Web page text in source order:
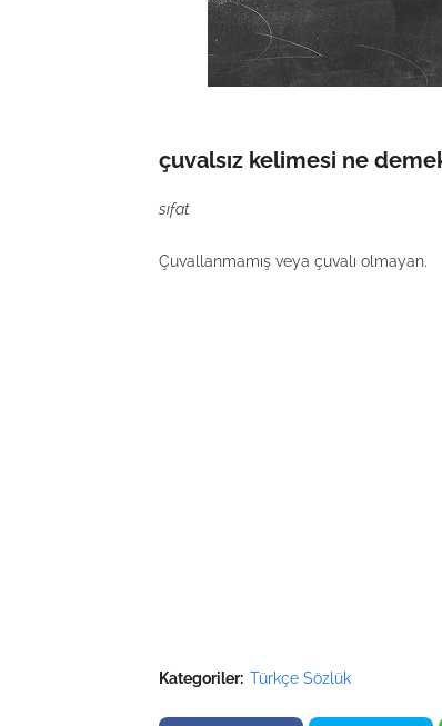
çuvalsız kelimesi ne
sıfat
Çuvallanmamış veya çuvalı olmayan.
Kategoriler: Türkçe Sözlük